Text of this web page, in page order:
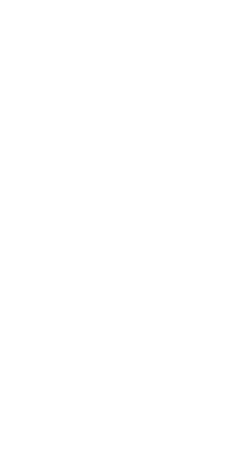
et Climatiques
procédés_V2
matières résiduaires organiques
de développement local
suite à une catastrophe naturelle